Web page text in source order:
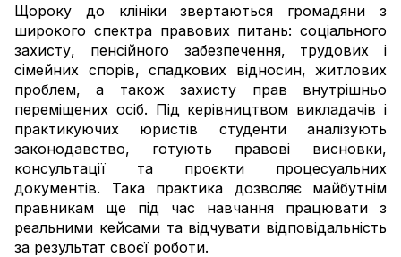
Щороку до клініки звертаються громадяни з
широкого спектра правових питань: соціального
захисту, пенсійного забезпечення, трудових і
сімейних спорів, спадкових відносин, житлових
проблем, а також захисту прав внутрішньо
переміщених осіб. Під керівництвом викладачів і
практикуючих юристів студенти аналізують
законодавство, готують правові висновки,
консультації та проєкти процесуальних
документів. Така практика дозволяє майбутнім
правникам ще під час навчання працювати з
реальними кейсами та відчувати відповідальність
за результат своєї роботи.